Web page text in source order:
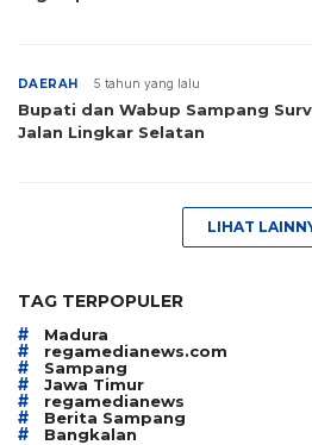
DAERAH 5 tahun yang lalu
Bupati dan Wabup Sampang
Jalan Lingkar Selatan
LIHAT
TAG TERPOPULER
# Madura
# regamedianews.com
# Sampang
# Jawa Timur
# regamedianews
# Berita Sampang
# Bangkalan